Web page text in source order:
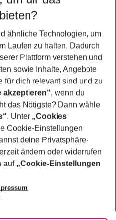
8 Nächte
anzeigen
ähnliche Technologien, um
Laufen zu halten. Dadurch
Plattform verstehen und
sowie Inhalte, Angebote
für dich relevant sind und zu
akzeptieren“, wenn du
das Nötigste? Dann wähle
. Unter „Cookies
Cookie-Einstellungen
deine Privatsphäre-
ändern oder widerrufen
auf „Cookie-Einstellungen